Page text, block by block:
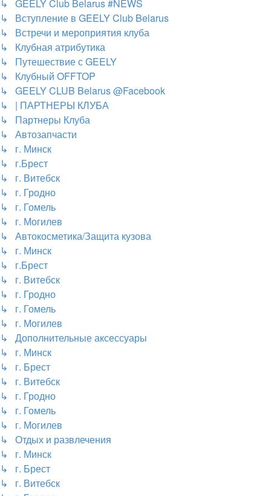
↳ GEELY Club Bеlarus #NEWS
↳ Вступление в GEELY Club Belarus
↳ Встречи и мероприятия клуба
↳ Клубная атрибутика
↳ Путешествие с GEELY
↳ Клубный OFFTOP
↳ GEELY CLUB Belarus @Facebook
↳ | ПАРТНЕРЫ КЛУБА
↳ Партнеры Клуба
↳ Автозапчасти
↳ г. Минск
↳ г.Брест
↳ г. Витебск
↳ г. Гродно
↳ г. Гомель
↳ г. Могилев
↳ Автокосметика/Защита кузова
↳ г. Минск
↳ г.Брест
↳ г. Витебск
↳ г. Гродно
↳ г. Гомель
↳ г. Могилев
↳ Дополнительные аксессуары
↳ г. Минск
↳ г. Брест
↳ г. Витебск
↳ г. Гродно
↳ г. Гомель
↳ г. Могилев
↳ Отдых и развлечения
↳ г. Минск
↳ г. Брест
↳ г. Витебск